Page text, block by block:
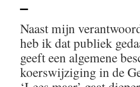
–
Naast mijn
heb ik dat publiek
geeft een algemene
koerswijziging in de